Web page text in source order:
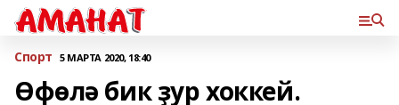
Спорт 5 МАРТА 2020, 18:40
Өфөлә бик ҙур хоккей.